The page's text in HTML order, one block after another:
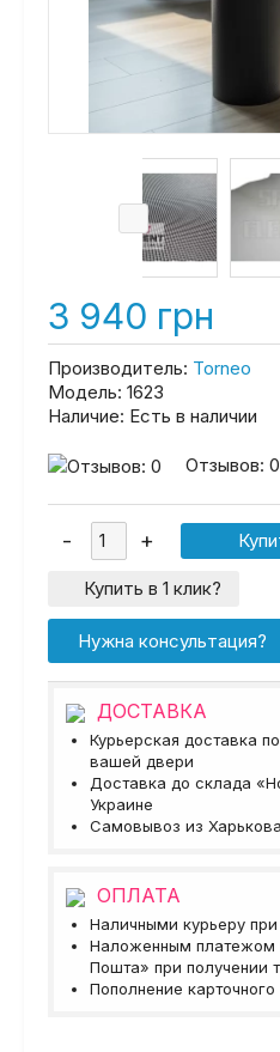
3 940 грн
Производитель: Torneo
Модель: 1623
Наличие: Есть в наличии
Отзывов: 0
Купить в 1 клик?
Нужна консультация?
ДОСТАВКА
Курьерская доставка
вашей двери
Доставка до склада
Украине
Самовывоз из Харькова
ОПЛАТА
Наличными курьеру
Наложенным платежом
Пошта» при получении
Пополнение